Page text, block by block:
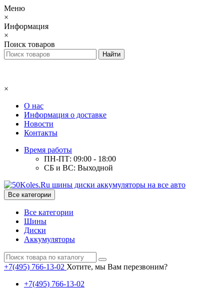
Меню
×
Информация
×
Поиск товаров
×
О нас
Информация о доставке
Новости
Контакты
Время работы
ПН-ПТ: 09:00 - 18:00
СБ и ВС: Выходной
Все категории
Все категории
Шины
Диски
Аккумуляторы
+7(495) 766-13-02 Хотите, мы Вам перезвоним?
+7(495) 766-13-02